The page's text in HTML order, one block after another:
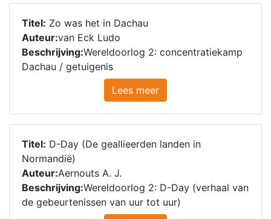
Titel: Zo was het in Dachau
Auteur:van Eck Ludo
Beschrijving:Wereldoorlog 2: concentratiekamp
Dachau / getuigenis
Lees meer
Titel: D-Day (De geallieerden landen in
Normandië)
Auteur:Aernouts A. J.
Beschrijving:Wereldoorlog 2: D-Day (verhaal van
de gebeurtenissen van uur tot uur)